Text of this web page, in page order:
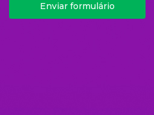
Enviar formulário